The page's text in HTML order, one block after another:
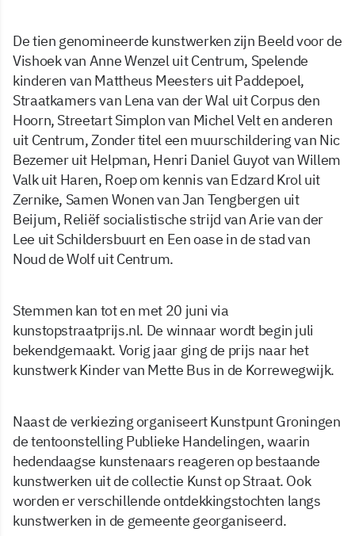
De tien genomineerde kunstwerken zijn Beeld voor de
Vishoek van Anne Wenzel uit Centrum, Spelende
kinderen van Mattheus Meesters uit Paddepoel,
Straatkamers van Lena van der Wal uit Corpus den
Hoorn, Streetart Simplon van Michel Velt en anderen
uit Centrum, Zonder titel een muurschildering van Nic
Bezemer uit Helpman, Henri Daniel Guyot van Willem
Valk uit Haren, Roep om kennis van Edzard Krol uit
Zernike, Samen Wonen van Jan Tengbergen uit
Beijum, Reliëf socialistische strijd van Arie van der
Lee uit Schildersbuurt en Een oase in de stad van
Noud de Wolf uit Centrum.
Stemmen kan tot en met 20 juni via
kunstopstraatprijs.nl. De winnaar wordt begin juli
bekendgemaakt. Vorig jaar ging de prijs naar het
kunstwerk Kinder van Mette Bus in de Korrewegwijk.
Naast de verkiezing organiseert Kunstpunt Groningen
de tentoonstelling Publieke Handelingen, waarin
hedendaagse kunstenaars reageren op bestaande
kunstwerken uit de collectie Kunst op Straat. Ook
worden er verschillende ontdekkingstochten langs
kunstwerken in de gemeente georganiseerd.